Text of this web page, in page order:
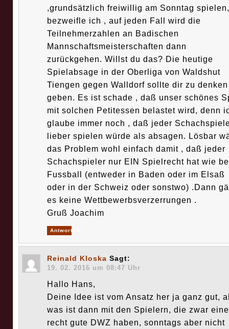
,grundsätzlich freiwillig am Sonntag spielen,
bezweifle ich , auf jeden Fall wird die
Teilnehmerzahlen an Badischen
Mannschaftsmeisterschaften dann
zurückgehen. Willst du das? Die heutige
Spielabsage in der Oberliga von Waldshut
Tiengen gegen Walldorf sollte dir zu denken
geben. Es ist schade , daß unser schönes
mit solchen Petitessen belastet wird, denn
glaube immer noch , daß jeder
lieber spielen würde als absagen. Lösbar
das Problem wohl einfach damit , daß jeder
Schachspieler nur EIN Spielrecht hat wie
Fussball (entweder in Baden oder im Elsaß
oder in der Schweiz oder sonstwo) .Dann
es keine Wettbewerbsverzerrungen .
Gruß Joachim
Antworten
Reinald Kloska Sagt:
19. 02. 2016 um 08:47 Uhr
Hallo Hans,
Deine Idee ist vom Ansatz her ja ganz gut,
was ist dann mit den Spielern, die zwar eine
recht gute DWZ haben, sonntags aber nicht